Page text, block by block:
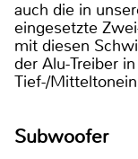
auch die in
eingesetzte
mit diesen
der Alu-Treiber
Tief-/
Subwoofer